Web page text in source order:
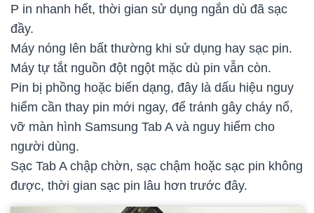
P in nhanh hết, thời gian sử dụng ngắn dù đã sạc
đầy.
Máy nóng lên bất thường khi sử dụng hay sạc pin.
Máy tự tắt nguồn đột ngột mặc dù pin vẫn còn.
Pin bị phồng hoặc biến dạng, đây là dấu hiệu nguy
hiểm cần thay pin mới ngay, để tránh gây cháy nổ,
vỡ màn hình Samsung Tab A và nguy hiểm cho
người dùng.
Sạc Tab A chập chờn, sạc chậm hoặc sạc pin không
được, thời gian sạc pin lâu hơn trước đây.